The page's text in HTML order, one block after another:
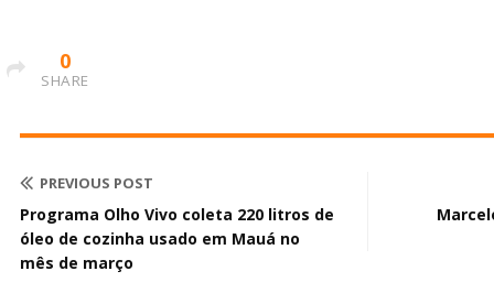
0
SHARE
PREVIOUS POST
Programa Olho Vivo coleta 220 litros de
óleo de cozinha usado em Mauá no
mês de março